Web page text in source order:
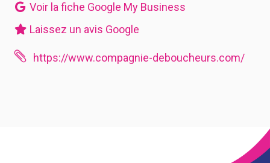
Voir la fiche Google My Business
Laissez un avis Google
 https://www.compagnie-deboucheurs.com/